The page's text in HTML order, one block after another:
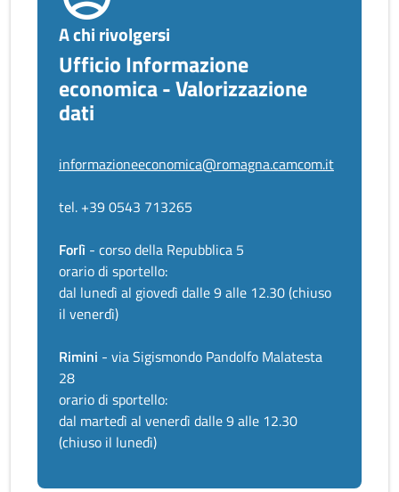
A chi rivolgersi
Ufficio Informazione
economica - Valorizzazione
dati
informazioneeconomica@romagna.camcom.it
tel. +39 0543 713265
Forlì - corso della Repubblica 5
orario di sportello:
dal lunedì al giovedì dalle 9 alle 12.30 (chiuso
il venerdì)
Rimini - via Sigismondo Pandolfo Malatesta
28
orario di sportello:
dal martedì al venerdì dalle 9 alle 12.30
(chiuso il lunedì)